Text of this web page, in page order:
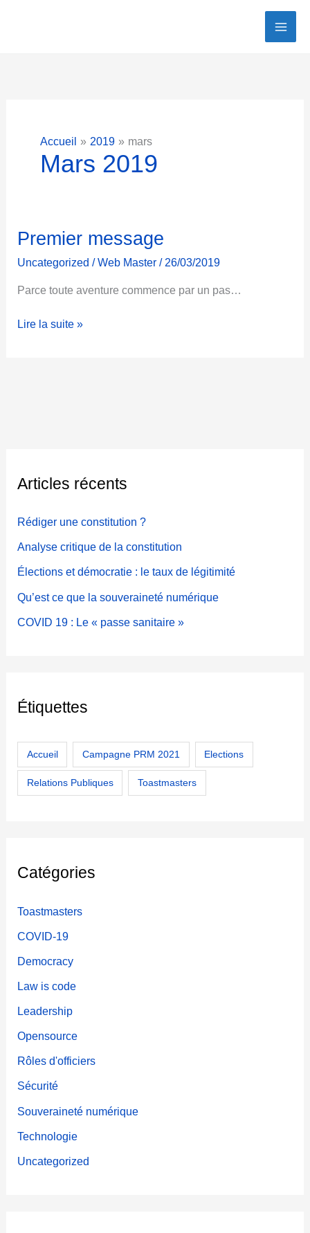
Accueil 2019 mars
Mars 2019
Premier message
Uncategorized /Web Master/ 26/03/2019
Parce toute aventure commence par un pas…
P
s
g
Lire la suite »
Articles récents
Rédiger une constitution ?
Analyse critique de la constitution
Élections et démocratie : le taux de légitimité
Qu’est ce que la souveraineté numérique
COVID 19 : Le « passe sanitaire »
Étiquettes
Accueil Campagne PRM 2021 Elections
Relations Publiques Toastmasters
Catégories
Toastmasters
COVID-19
Democracy
Law is code
Leadership
Opensource
Rôles d'officiers
Sécurité
Souveraineté numérique
Technologie
Uncategorized